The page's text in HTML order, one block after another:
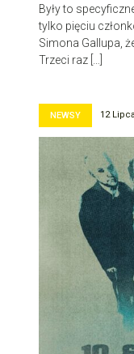
Były to
tylko pięciu
Simona Gallupa,
Trzeci raz […]
NEWSY 12 Lipca